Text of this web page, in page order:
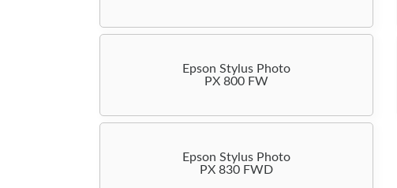
Epson Stylus Photo
PX 800 FW
Epson Stylus Photo
PX 830 FWD